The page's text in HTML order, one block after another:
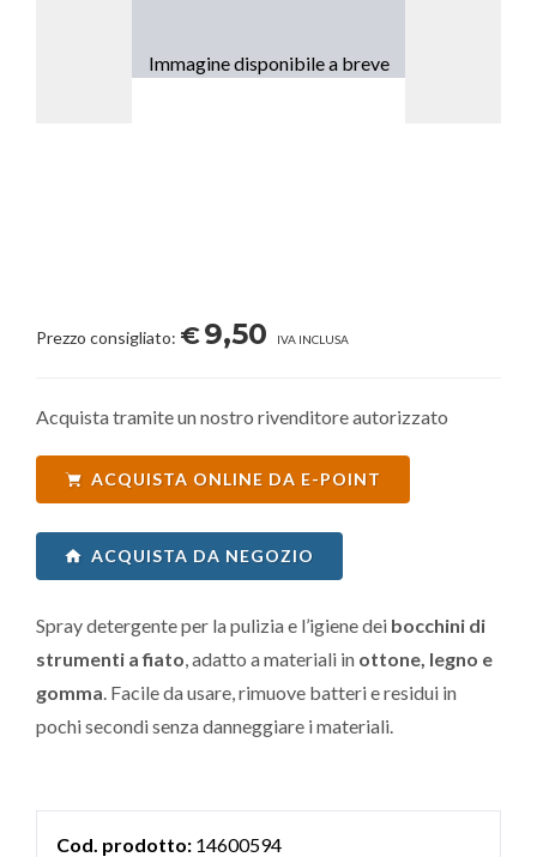
Immagine disponibile a breve
Prezzo consigliato: €9,50 IVA INCLUSA
Acquista tramite un nostro rivenditore autorizzato
ACQUISTA ONLINE DA E-POINT
ACQUISTA DA NEGOZIO
Spray detergente per la pulizia e l’igiene dei bocchini di
strumenti a fiato, adatto a materiali in ottone, legno e
gomma. Facile da usare, rimuove batteri e residui in
pochi secondi senza danneggiare i materiali.
Cod. prodotto: 14600594